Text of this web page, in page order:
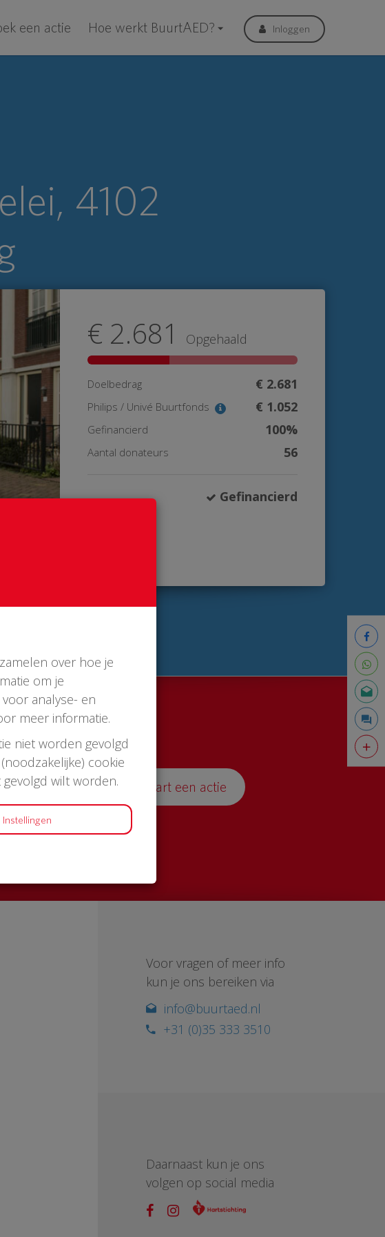
een actie Hoe werkt BuurtAED? Inloggen
4102
€ 2.681 Opgehaald
Doelbedrag € 2.681
Philips / Univé Buurtfonds € 1.052
Gefinancierd 100%
Aantal donateurs 56
Gefinancierd
Start een actie
Voor vragen of meer info
kun je ons bereiken via
info@buurtaed.nl
+31 (0)35 333 3510
Daarnaast kun je ons
volgen op social media
over hoe je
om je
analyse- en
meer informatie.
niet worden gevolgd
cookie
wilt worden.
Instellingen